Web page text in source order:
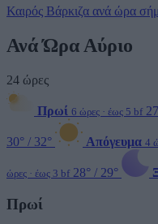
Καιρός Βάρκιζα ανά ώρα
Ανά Ώρα Αύριο
24 ώρες
Πρωί 6 ώρες · έως 5 bf
30° / 32° Απόγευμα 4
ώρες · έως 3 bf 28° / 29°
Πρωί